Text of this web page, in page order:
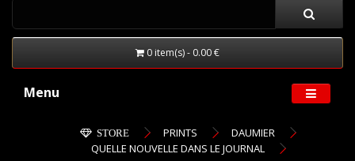
0 item(s) - 0.00 €
Menu
STORE PRINTS
DAUMIER
QUELLE NOUVELLE DANS LE JOURNAL